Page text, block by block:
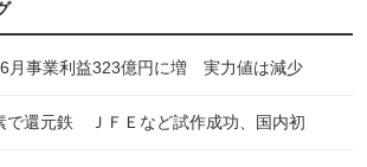
事業利益323億円に増 実力値は減少
で還元鉄 ＪＦＥなど試作成功、国内初